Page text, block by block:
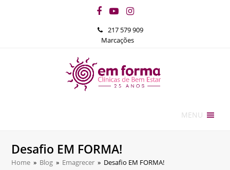
Facebook
YouTubeInstagram
217 579 909
Marcações
MENU
Desafio EM FORMA!
Home » Blog » Emagrecer » Desafio EM FORMA!